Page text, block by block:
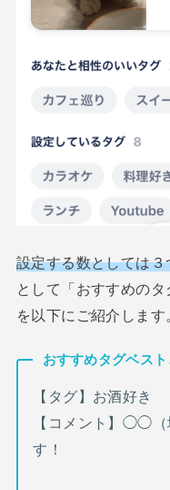
設定する数としては３
として「おすすめの
を以下にご紹介します
おすすめタグベス
【タグ】お酒好き
【コメント】◯◯（
す！